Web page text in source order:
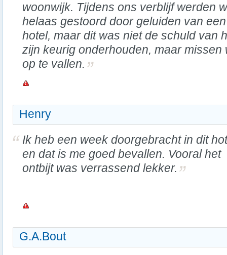
woonwijk. Tijdens ons verblijf werden
helaas gestoord door geluiden van
hotel, maar dit was niet de schuld van
zijn keurig onderhouden, maar missen
op te vallen.
Henry
Ik heb een week doorgebracht in dit
en dat is me goed bevallen. Vooral het
ontbijt was verrassend lekker.
G.A.Bout